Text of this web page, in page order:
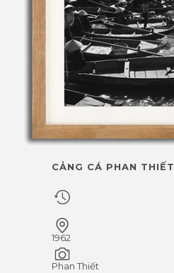
CẢNG CÁ PHAN THIẾT
1962
Phan Thiết